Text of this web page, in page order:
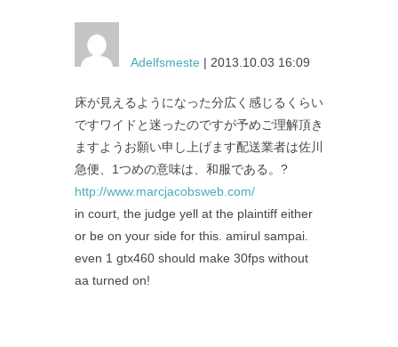
Adelfsmeste | 2013.10.03 16:09
床が見えるようになった分広く感じるくらい
ですワイドと迷ったのですが予めご理解頂き
ますようお願い申し上げます配送業者は佐川
急便、1つめの意味は、和服である。?
http://www.marcjacobsweb.com/
in court, the judge yell at the plaintiff either
or be on your side for this. amirul sampai.
even 1 gtx460 should make 30fps without
aa turned on!